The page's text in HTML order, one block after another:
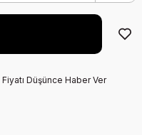
Fiyatı Düşünce Haber Ver